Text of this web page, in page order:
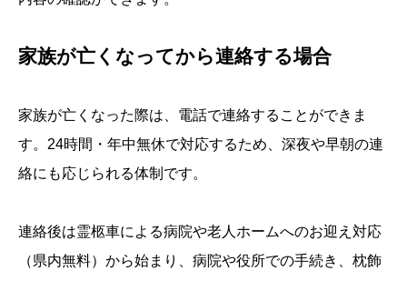
家族が亡くなってから連絡する場合
家族が亡くなった際は、電話で連絡することができま
す。24時間・年中無休で対応するため、深夜や早朝の連
絡にも応じられる体制です。
連絡後は霊柩車による病院や老人ホームへのお迎え対応
（県内無料）から始まり、病院や役所での手続き、枕飾